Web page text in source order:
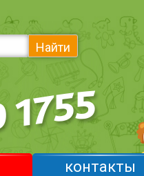
Найти
контакты